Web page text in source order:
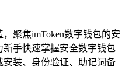
聚焦imToken数字钱包的安
手快速掌握安全数字钱包
装、身份验证、助记词备